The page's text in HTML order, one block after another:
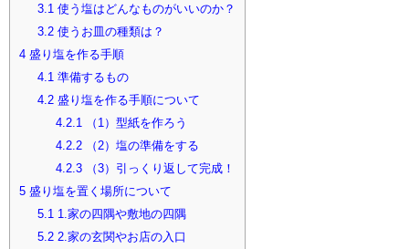
3.1 使う塩はどんなものがいいのか？
3.2使うお皿の種類は？
4 盛り塩を作る手順
4.1 準備するもの
4.2盛り塩を作る手順について
4.2.1
（1）型紙を作ろう
4.2.2（2）塩の準備をする
4.2.3（3）引っくり返して完成！
5 盛り塩を置く場所について
5.1 1.家の四隅や敷地の四隅
5.22.家の玄関やお店の入口